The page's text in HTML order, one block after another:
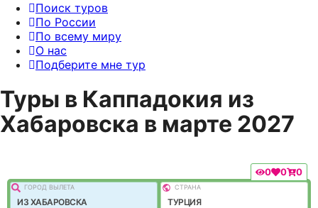
Поиск туров
По России
По всему миру
О нас
Подберите мне тур
Туры в Каппадокия из
Хабаровска в марте 2027
0 0 0
ГОРОД ВЫЛEТА
ИЗ ХАБАРОВСКА
СТРАНА
ТУРЦИЯ